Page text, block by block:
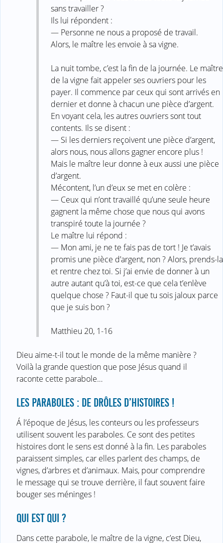
sans travailler ?
Ils lui répondent :
— Personne ne nous a proposé de travail.
Alors, le maître les envoie à sa vigne.
La nuit tombe, c’est la fin de la journée. Le maître
de la vigne fait appeler ses ouvriers pour les
payer. Il commence par ceux qui sont arrivés en
dernier et donne à chacun une pièce d’argent.
En voyant cela, les autres ouvriers sont tout
contents. Ils se disent :
— Si les derniers reçoivent une pièce d’argent,
alors nous, nous allons gagner encore plus !
Mais le maître leur donne à eux aussi une pièce
d’argent.
Mécontent, l’un d’eux se met en colère :
— Ceux qui n’ont travaillé qu’une seule heure
gagnent la même chose que nous qui avons
transpiré toute la journée ?
Le maître lui répond :
— Mon ami, je ne te fais pas de tort ! Je t’avais
promis une pièce d’argent, non ? Alors, prends-la
et rentre chez toi. Si j’ai envie de donner à un
autre autant qu’à toi, est-ce que cela t’enlève
quelque chose ? Faut-il que tu sois jaloux parce
que je suis bon ?
Matthieu 20, 1-16
Dieu aime-t-il tout le monde de la même manière ?
Voilà la grande question que pose Jésus quand il
raconte cette parabole…
LES PARABOLES : DE DRÔLES D’HISTOIRES !
Á l’époque de Jésus, les conteurs ou les professeurs
utilisent souvent les paraboles. Ce sont des petites
histoires dont le sens est donné à la fin. Les paraboles
paraissent simples, car elles parlent des champs, de
vignes, d’arbres et d’animaux. Mais, pour comprendre
le message qui se trouve derrière, il faut souvent faire
bouger ses méninges !
QUI EST QUI ?
Dans cette parabole, le maître de la vigne, c’est Dieu,